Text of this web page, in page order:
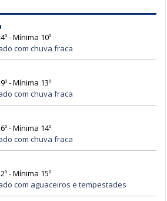
- Mínima 10º
com chuva fraca
- Mínima 13º
com chuva fraca
- Mínima 14º
com chuva fraca
- Mínima 15º
com aguaceiros e tempestades